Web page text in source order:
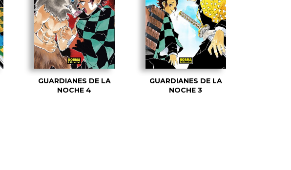
GUARDIANES DE LA
NOCHE 4
GUARDIANES DE LA
NOCHE 3